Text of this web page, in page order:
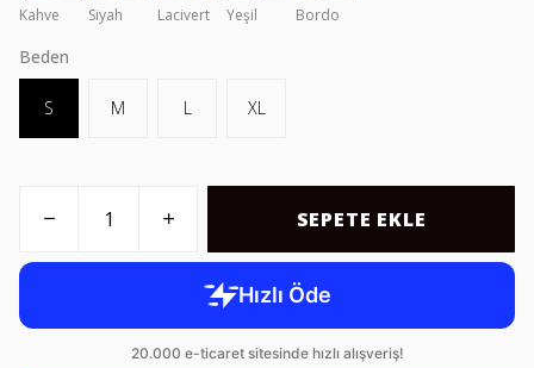
Kahve Siyah Lacivert Yeşil Bordo
Beden
S M L XL
SEPETE EKLE